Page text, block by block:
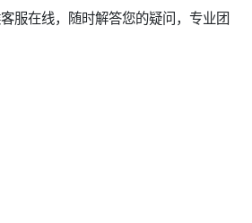
服在线，随时解答您的疑问，专业团